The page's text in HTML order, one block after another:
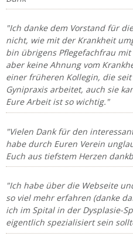
"Ich danke dem Vorstand für
nicht, wie mit der Krankheit
bin übrigens Pflegefachfrau
aber keine Ahnung vom
einer früheren Kollegin, die
Gynipraxis arbeitet, auch sie
Eure Arbeit ist so wichtig."
"Vielen Dank für den
habe durch Euren Verein
Euch aus tiefstem Herzen
"Ich habe über die Webseite
so viel mehr erfahren (danke
ich im Spital in der Dysplasie-
eigentlich spezialisiert sein